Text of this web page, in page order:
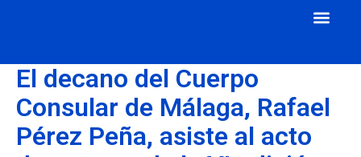
El decano del Cuerpo
Consular de Málaga, Rafael
Pérez Peña, asiste al acto